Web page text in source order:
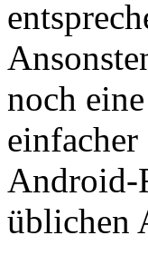
noch
Android-
üblichen